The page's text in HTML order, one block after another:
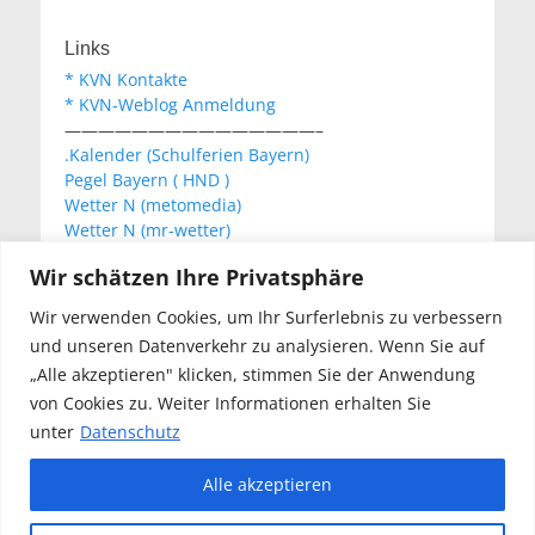
Wir schätzen Ihre Privatsphäre
Wir verwenden Cookies, um Ihr Surferlebnis zu verbessern
und unseren Datenverkehr zu analysieren. Wenn Sie auf
„Alle akzeptieren" klicken, stimmen Sie der Anwendung
von Cookies zu. Weiter Informationen erhalten Sie
unter Datenschutz
Alle akzeptieren
Links
* KVN Kontakte
* KVN-Weblog Anmeldung
———————————————–
.Kalender (Schulferien Bayern)
Pegel Bayern ( HND )
Wetter N (metomedia)
Wetter N (mr-wetter)
KVN Newsletter
Your email: